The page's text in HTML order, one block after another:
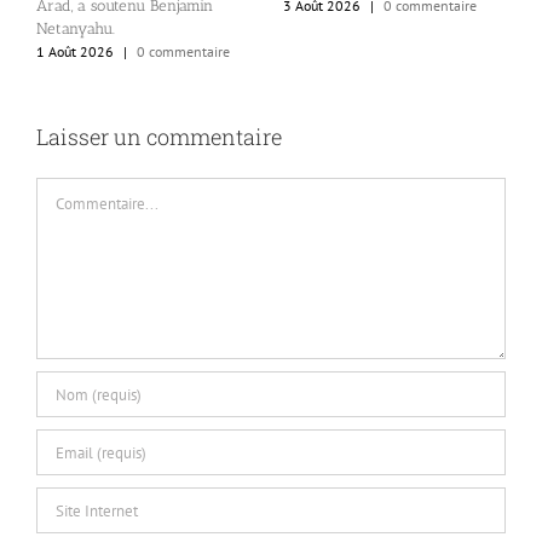
Arad, a soutenu Benjamin
Netanyahu.
1 Août 2026
| 0 commentaire
3 Août 2026
| 0 commentaire
Laisser un commentaire